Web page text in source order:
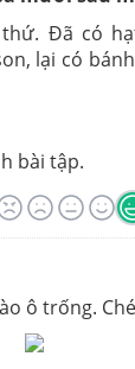
Đã có
lại có
bài tập.
ô trống.